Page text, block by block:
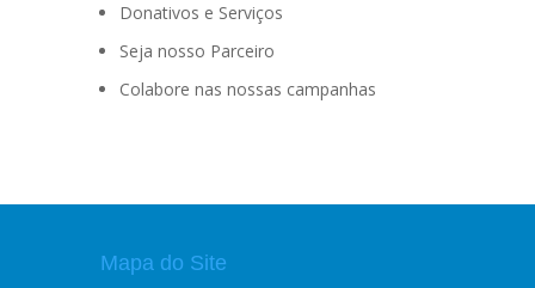
Donativos e Serviços
Seja nosso Parceiro
Colabore nas nossas campanhas
Mapa do Site